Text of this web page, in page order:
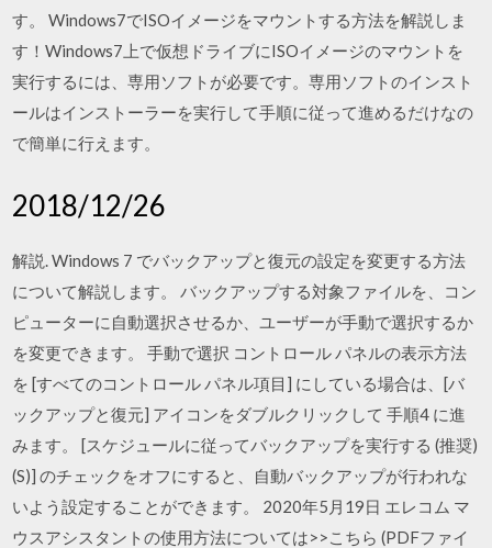
す。 Windows7でISOイメージをマウントする方法を解説しま
す！Windows7上で仮想ドライブにISOイメージのマウントを
実行するには、専用ソフトが必要です。専用ソフトのインスト
ールはインストーラーを実行して手順に従って進めるだけなの
で簡単に行えます。
2018/12/26
解説. Windows 7 でバックアップと復元の設定を変更する方法
について解説します。 バックアップする対象ファイルを、コン
ピューターに自動選択させるか、ユーザーが手動で選択するか
を変更できます。 手動で選択 コントロール パネルの表示方法
を [すべてのコントロール パネル項目] にしている場合は、[バ
ックアップと復元] アイコンをダブルクリックして 手順4 に進
みます。 [スケジュールに従ってバックアップを実行する (推奨)
(S)] のチェックをオフにすると、自動バックアップが行われな
いよう設定することができます。 2020年5月19日 エレコム マ
ウスアシスタントの使用方法については>>こちら (PDFファイ